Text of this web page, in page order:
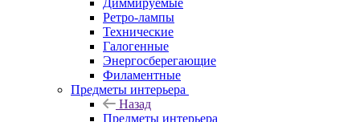
Диммируемые
Ретро-лампы
Технические
Галогенные
Энергосберегающие
Филаментные
Предметы интерьера
Назад
Предметы интерьера